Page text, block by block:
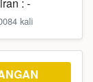
kali